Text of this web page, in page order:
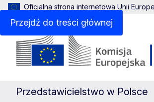
Przejdź do treści głównej
Oficjalna strona internetowa Unii
Przedstawicielstwo w Polsce